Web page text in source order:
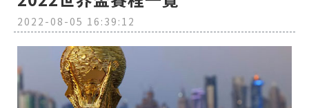
2022-08-05 16:39:12